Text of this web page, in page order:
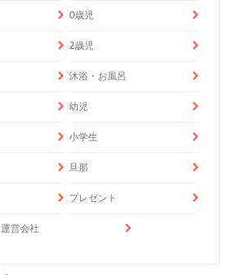
0歳児
2歳児
沐浴・お風呂
幼児
小学生
旦那
プレゼント
運営会社